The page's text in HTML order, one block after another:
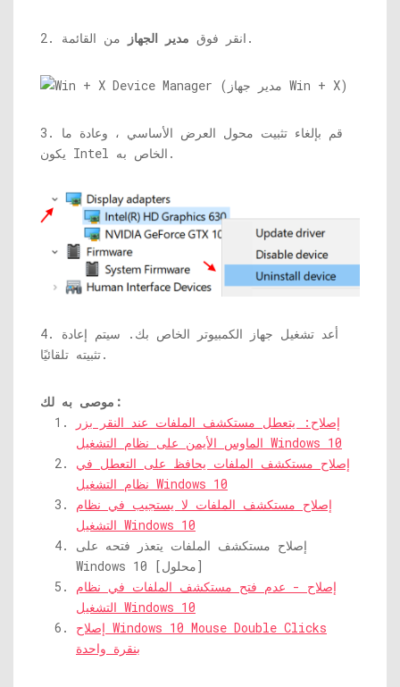
2. انقر فوق مدير الجهاز من القائمة.
3. قم بإلغاء تثبيت محول العرض الأساسي ، وعادة ما
يكون Intel الخاص به.
4. أعد تشغيل جهاز الكمبيوتر الخاص بك. سيتم إعادة
تثبيته تلقائيًا.
موصى به لك:
إصلاح: يتعطل مستكشف الملفات عند النقر بزر
الماوس الأيمن على نظام التشغيل Windows 10
إصلاح مستكشف الملفات يحافظ على التعطل في
نظام التشغيل Windows 10
إصلاح مستكشف الملفات لا يستجيب في نظام
التشغيل Windows 10
إصلاح مستكشف الملفات يتعذر فتحه على
Windows 10 [محلول]
إصلاح - عدم فتح مستكشف الملفات في نظام
التشغيل Windows 10
إصلاح Windows 10 Mouse Double Clicks
بنقرة واحدة